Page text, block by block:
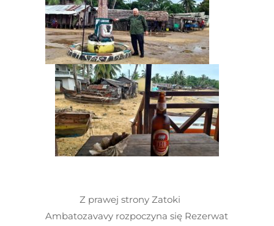
Z prawej strony Zatoki
Ambatozavavy rozpoczyna się Rezerwat